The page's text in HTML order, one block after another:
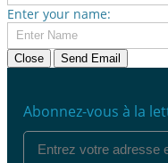
Enter your name:
Close Send Email
Abonnez-vous à la